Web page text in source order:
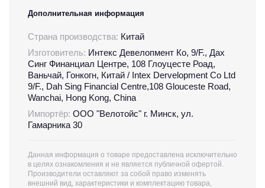
Дополнительная информация
Страна производства: Китай
Изготовитель: Интекс Девелопмент Ко, 9/F., Дах
Синг Финанциал Центре, 108 Глоуцесте Роад,
Ваньчай, Гонкогн, Китай / Intex Dervelopment Co Ltd
9/F., Dah Sing Financial Centre,108 Glouceste Road,
Wanchai, Hong Kong, China
Импортёр: ООО "Велотойс" г. Минск, ул.
Гамарника 30
Данная информация о товаре предоставлена исключительно
в целях ознакомления и не является публичной офертой.
Производители оставляют за собой право изменять
внешний вид, характеристики и комплектацию товара,